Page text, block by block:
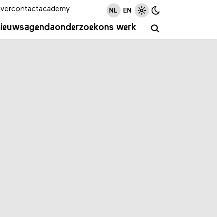
agendaonderzoekons werk
contactacademy NL EN